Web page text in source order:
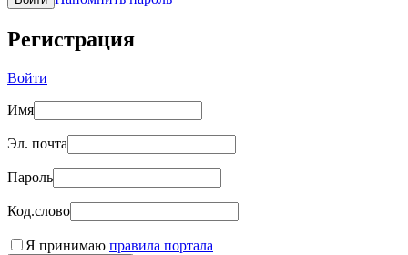
Регистрация
Войти
Имя
Эл. почта
Пароль
Код.слово
Я принимаю правила портала